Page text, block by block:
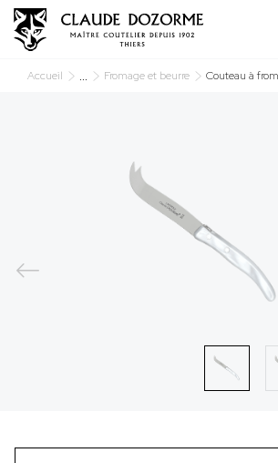
Accueil ... Fromage et beurre Couteau à
Panneau de gestion des cookies